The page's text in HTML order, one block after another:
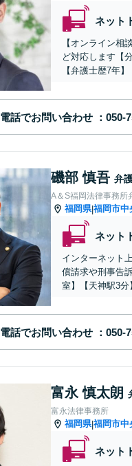
ネット
【オンライン相
ど対応します【
【弁護士歴7年】
電話でお問い合わせ
磯部 慎吾 弁
A＆S福岡法律事務所
福岡県|福岡市中
ネット
インターネット
償請求や刑事告
室】【天神駅3分
電話でお問い合わせ
富永 慎太朗
富永法律事務所
福岡県|福岡市中
ネット